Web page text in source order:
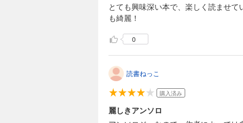
とても興味深い本で、楽しく読ませ
も綺麗！
0
読書ねっこ
購入済み
麗しきアンソロ